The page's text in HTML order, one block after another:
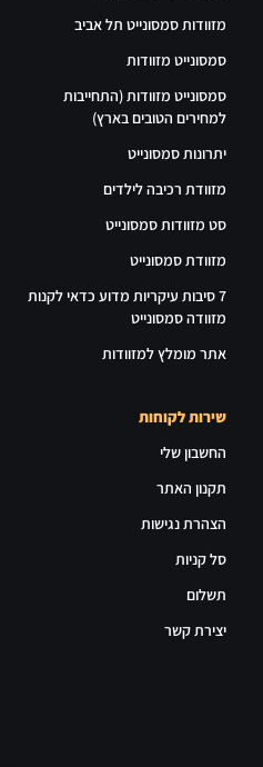
מזוודות סמסונייט תל אביב
סמסונייט מזוודות
סמסונייט מזוודות (התחייבות
למחירים הטובים בארץ)
יתרונות סמסונייט
מזוודת רכיבה לילדים
סט מזוודות סמסונייט
מזוודת סמסונייט
7 סיבות עיקריות מדוע כדאי לקנות
מזוודה סמסונייט
אתר מומלץ למזוודות
שירות לקוחות
החשבון שלי
תקנון האתר
הצהרת נגישות
סל קניות
תשלום
יצירת קשר